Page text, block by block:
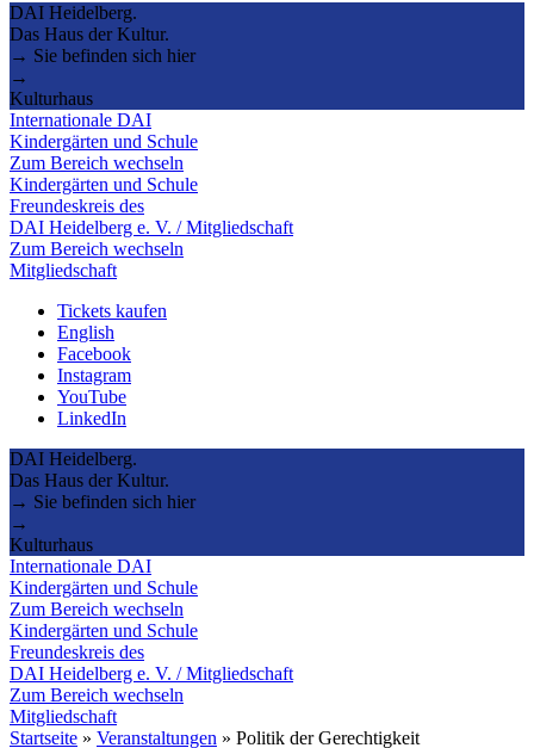
DAI Heidelberg.
Das Haus der Kultur.
→ Sie befinden sich hier
→
Kulturhaus
Internationale DAI
Kindergärten und Schule
Zum Bereich wechseln
Kindergärten und Schule
Freundeskreis des
DAI Heidelberg e. V. / Mitgliedschaft
Zum Bereich wechseln
Mitgliedschaft
Tickets kaufen
English
Facebook
Instagram
YouTube
LinkedIn
DAI Heidelberg.
Das Haus der Kultur.
→ Sie befinden sich hier
→
Kulturhaus
Internationale DAI
Kindergärten und Schule
Zum Bereich wechseln
Kindergärten und Schule
Freundeskreis des
DAI Heidelberg e. V. / Mitgliedschaft
Zum Bereich wechseln
Mitgliedschaft
Startseite » Veranstaltungen » Politik der Gerechtigkeit